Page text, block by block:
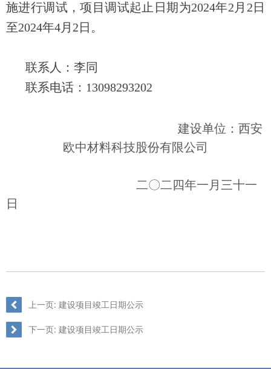
施进行调试，项目调试起止日期为2024年2月2日
至2024年4月2日。
联系人：李同
联系电话：13098293202
建设单位：西安
欧中材料科技股份有限公司
二〇二四年一月三十一
日
上一页: 建设项目竣工日期公示
下一页: 建设项目竣工日期公示